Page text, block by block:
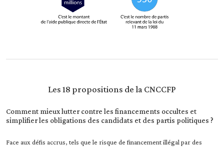
Les 18 propositions de la CNCCFP
Comment mieux lutter contre les financements occultes et
simplifier les obligations des candidats et des partis politiques ?
Face aux défis accrus, tels que le risque de financement illégal par des